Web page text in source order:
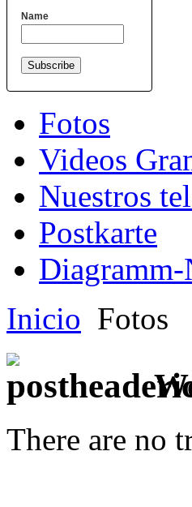
Name
Fotos
Videos
Nuestros
Postkarte
Diagramm-
Inicio Fotos
There are no